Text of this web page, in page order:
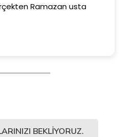
Ramazan usta
BEKLIYORUZ.